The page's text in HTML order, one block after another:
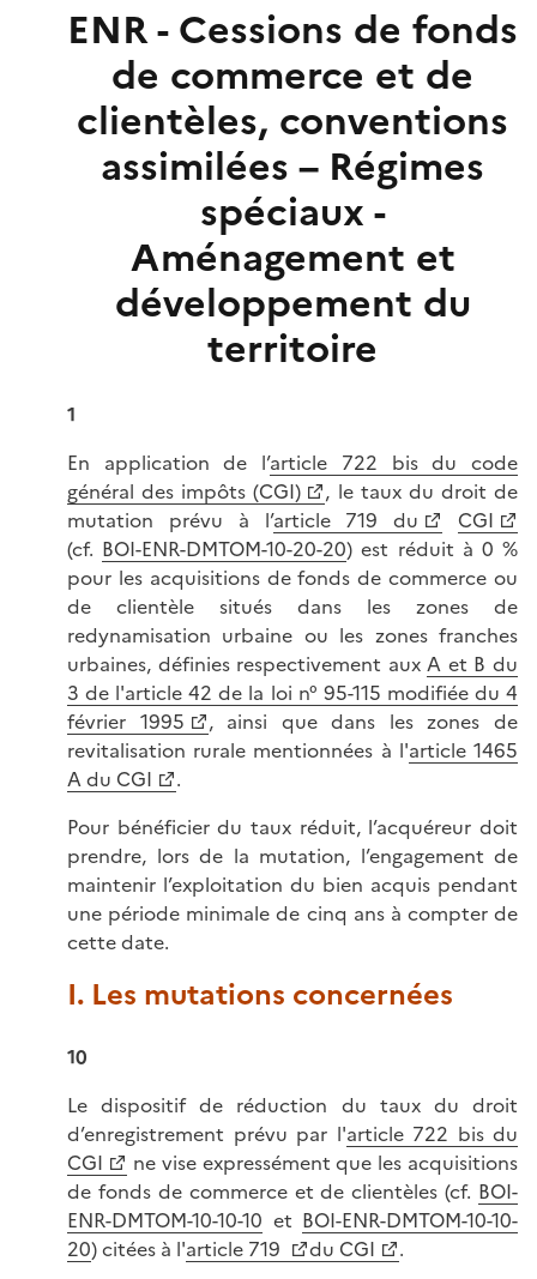
ENR - Cessions de fonds
de commerce et de
clientèles, conventions
assimilées – Régimes
spéciaux -
Aménagement et
développement du
territoire
1
En application de l’article 722 bis du code
général des impôts (CGI)
, le taux du droit de
mutation prévu à l’article 719 du
CGI
(cf. BOI-ENR-DMTOM-10-20-20) est réduit à 0 %
pour les acquisitions de fonds de commerce ou
de clientèle situés dans les zones de
redynamisation urbaine ou les zones franches
urbaines, définies respectivement auxA et B du
3 de l'article 42 de la loi n° 95-115 modifiée du 4
février 1995
, ainsi que dans les zones de
revitalisation rurale mentionnées à l'article 1465
A du CGI
.
Pour bénéficier du taux réduit, l’acquéreur doit
prendre, lors de la mutation, l’engagement de
maintenir l’exploitation du bien acquis pendant
une période minimale de cinq ans à compter de
cette date.
I. Les mutations concernées
10
Le dispositif de réduction du taux du droit
d’enregistrement prévu par l'article 722 bis du
CGI
ne vise expressément que les acquisitions
de fonds de commerce et de clientèles (cf. BOI-
ENR-DMTOM-10-10-10 et BOI-ENR-DMTOM-10-10-
20) citées à l'article 719 du CGI .